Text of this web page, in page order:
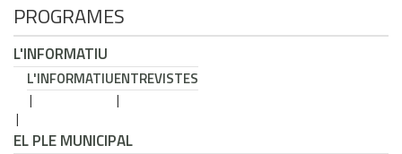
PROGRAMES
L'INFORMATIU
L'INFORMATIUENTREVISTES
EL PLE MUNICIPAL